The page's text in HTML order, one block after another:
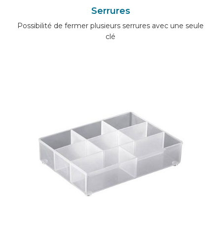
Serrures
Possibilité de fermer plusieurs serrures avec une seule
clé